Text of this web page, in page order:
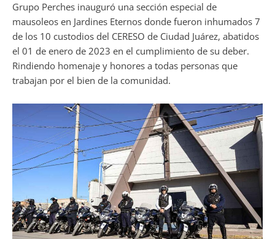
Grupo Perches inauguró una sección especial de
mausoleos en Jardines Eternos donde fueron inhumados 7
de los 10 custodios del CERESO de Ciudad Juárez, abatidos
el 01 de enero de 2023 en el cumplimiento de su deber.
Rindiendo homenaje y honores a todas personas que
trabajan por el bien de la comunidad.